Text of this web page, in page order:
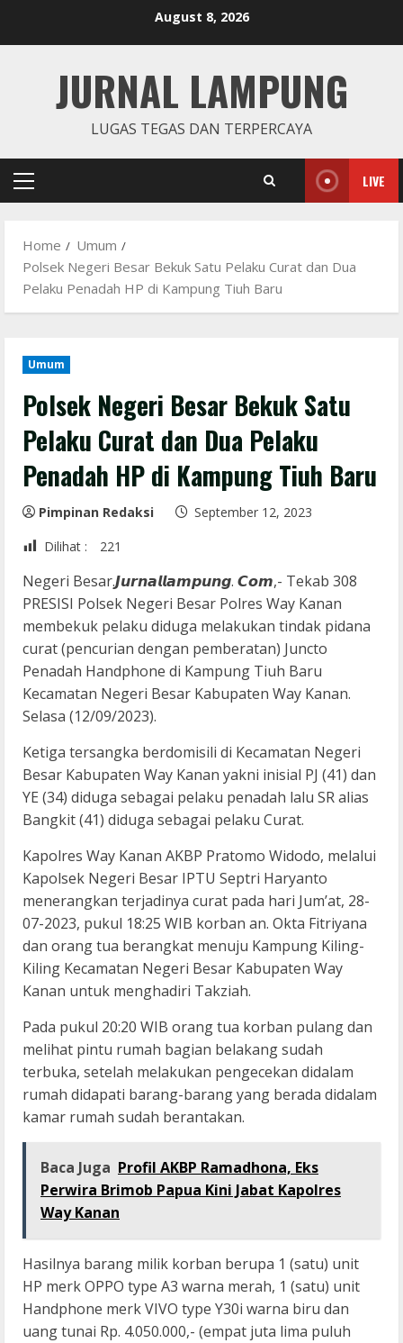
August 8, 2026
JURNAL LAMPUNG
LUGAS TEGAS DAN TERPERCAYA
Primary
LIVE
Home
Umum
Polsek Negeri Besar Bekuk Satu Pelaku Curat dan Dua
Pelaku Penadah HP di Kampung Tiuh Baru
Umum
Polsek Negeri Besar Bekuk Satu
Pelaku Curat dan Dua Pelaku
Penadah HP di Kampung Tiuh Baru
Pimpinan Redaksi
September 12, 2023
Dilihat :
221
Negeri Besar.𝙅𝙪𝙧𝙣𝙖𝙡𝙡𝙖𝙢𝙥𝙪𝙣𝙜. 𝘾𝙤𝙢,- Tekab 308
PRESISI Polsek Negeri Besar Polres Way Kanan
membekuk pelaku diduga melakukan tindak pidana
curat (pencurian dengan pemberatan) Juncto
Penadah Handphone di Kampung Tiuh Baru
Kecamatan Negeri Besar Kabupaten Way Kanan.
Selasa (12/09/2023).
Ketiga tersangka berdomisili di Kecamatan Negeri
Besar Kabupaten Way Kanan yakni inisial PJ (41) dan
YE (34) diduga sebagai pelaku penadah lalu SR alias
Bangkit (41) diduga sebagai pelaku Curat.
Kapolres Way Kanan AKBP Pratomo Widodo, melalui
Kapolsek Negeri Besar IPTU Septri Haryanto
menerangkan terjadinya curat pada hari Jum’at, 28-
07-2023, pukul 18:25 WIB korban an. Okta Fitriyana
dan orang tua berangkat menuju Kampung Kiling-
Kiling Kecamatan Negeri Besar Kabupaten Way
Kanan untuk menghadiri Takziah.
Pada pukul 20:20 WIB orang tua korban pulang dan
melihat pintu rumah bagian belakang sudah
terbuka, setelah melakukan pengecekan didalam
rumah didapati barang-barang yang berada didalam
kamar rumah sudah berantakan.
Baca Juga Profil AKBP Ramadhona, Eks
Perwira Brimob Papua Kini Jabat Kapolres
Way Kanan
Hasilnya barang milik korban berupa 1 (satu) unit
HP merk OPPO type A3 warna merah, 1 (satu) unit
Handphone merk VIVO type Y30i warna biru dan
uang tunai Rp. 4.050.000,- (empat juta lima puluh